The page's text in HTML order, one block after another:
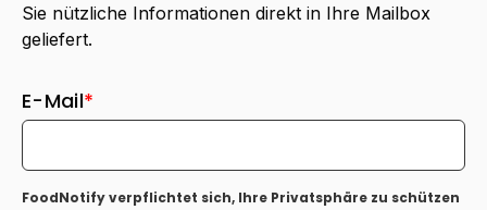
Sie nützliche Informationen direkt in Ihre Mailbox
geliefert.
E-Mail*
FoodNotify verpflichtet sich, Ihre Privatsphäre zu schützen